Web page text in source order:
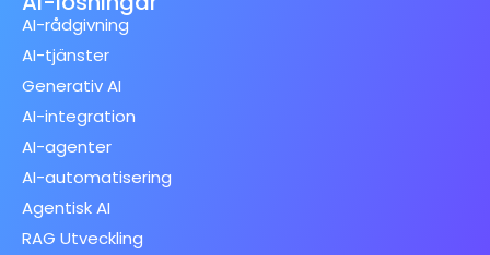
AI-rådgivning
AI-tjänster
Generativ AI
AI-integration
AI-agenter
AI-automatisering
Agentisk AI
RAG Utveckling